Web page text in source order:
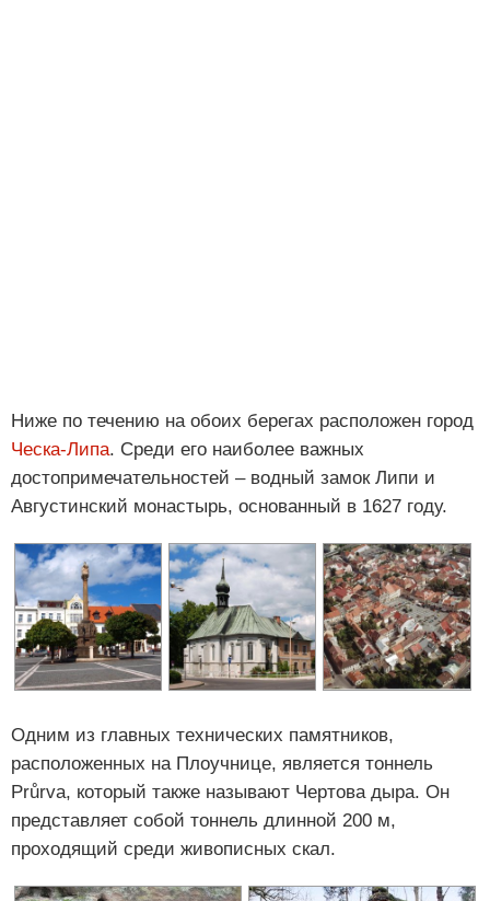
Ниже по течению на обоих берегах расположен город
Ческа-Липа. Среди его наиболее важных
достопримечательностей ‒ водный замок Липи и
Августинский монастырь, основанный в 1627 году.
Одним из главных технических памятников,
расположенных на Плоучнице, является тоннель
Průrva, который также называют Чертова дыра. Он
представляет собой тоннель длинной 200 м,
проходящий среди живописных скал.